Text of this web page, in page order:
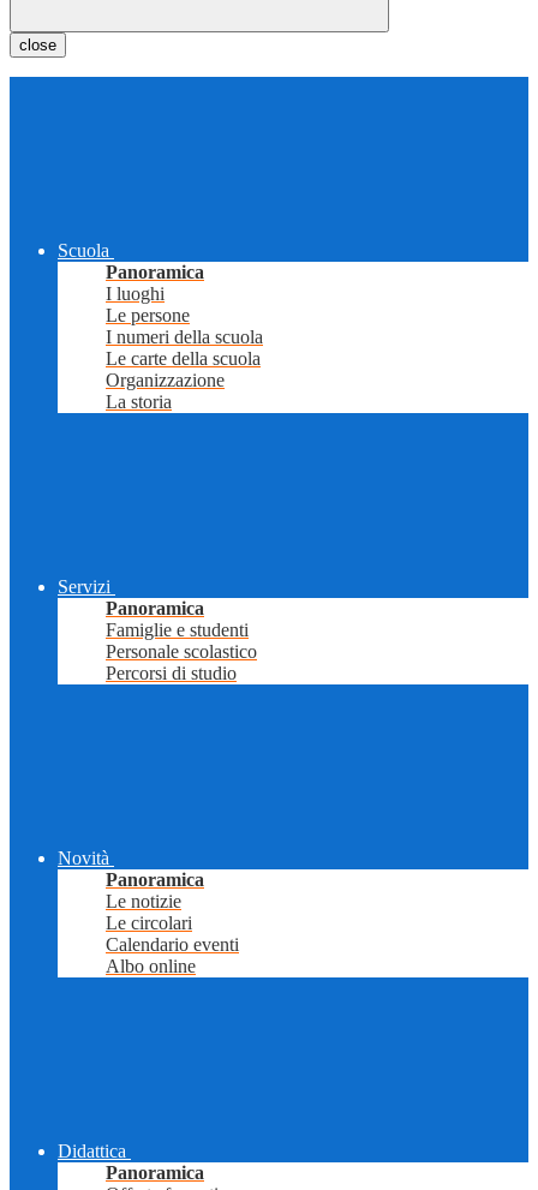
close
Scuola
Panoramica
I luoghi
Le persone
I numeri della scuola
Le carte della scuola
Organizzazione
La storia
Servizi
Panoramica
Famiglie e studenti
Personale scolastico
Percorsi di studio
Novità
Panoramica
Le notizie
Le circolari
Calendario eventi
Albo online
Didattica
Panoramica